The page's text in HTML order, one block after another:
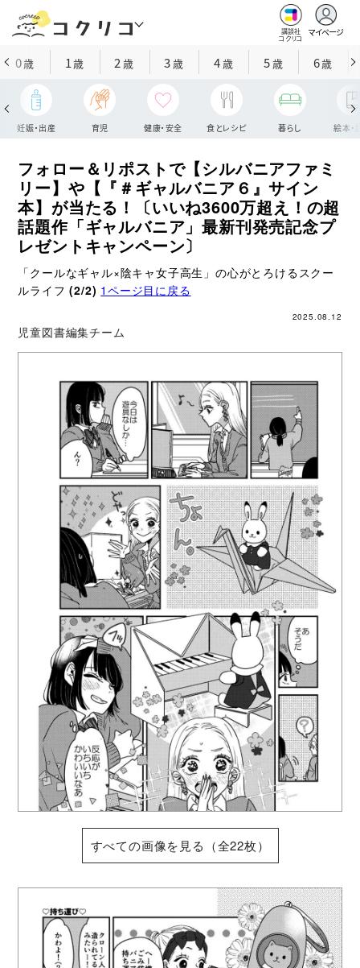
講談社
コクリコ
マイページ
0歳 1歳 2 歳 3歳 4歳 5歳 6歳
妊娠・出産 育児 健康・安全 食とレシピ 暮らし 絵本・
フォロー＆リポストで【シルバニアファミ
リー】や【『＃ギャルバニア６』サイン
本】が当たる！〔いいね3600万超え！の超
話題作「ギャルバニア」最新刊発売記念プ
レゼントキャンペーン〕
「クールなギャル×陰キャ女子高生」の心がとろけるスクー
ルライフ(2/2) 1ページ目に戻る
2025.08.12
児童図書編集チーム
すべての画像を見る（全22枚）